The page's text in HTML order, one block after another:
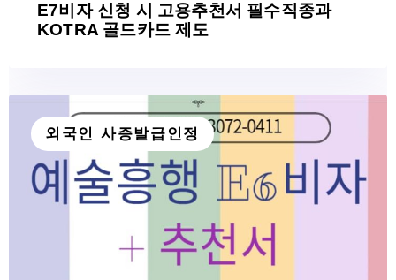
E7비자 신청 시 고용추천서 필수직종과
KOTRA 골드카드 제도
외국인 사증발급인정